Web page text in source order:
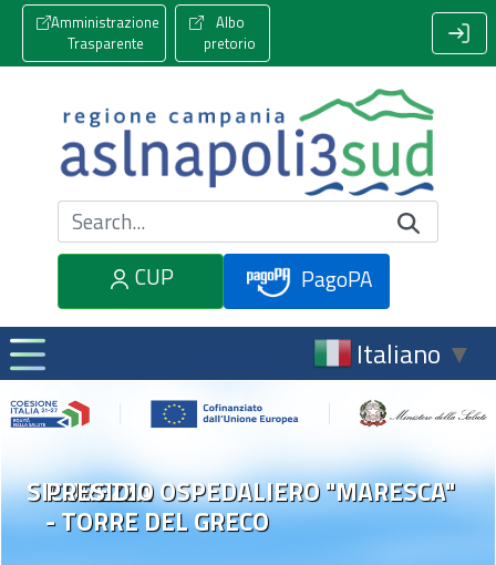
Amministrazione
Trasparente
Albo
pretorio
Cerca nel sito
CUP
PagoPA
Italiano ▼
SICUREZZA
PRESIDIO OSPEDALIERO "MARESCA"
- TORRE DEL GRECO